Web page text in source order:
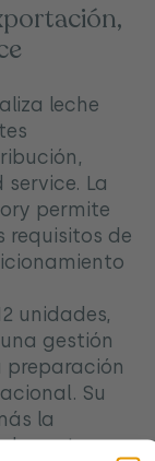
leche
La
permite
requisitos de
unidades,
gestión
preparación
Su
la
venta.